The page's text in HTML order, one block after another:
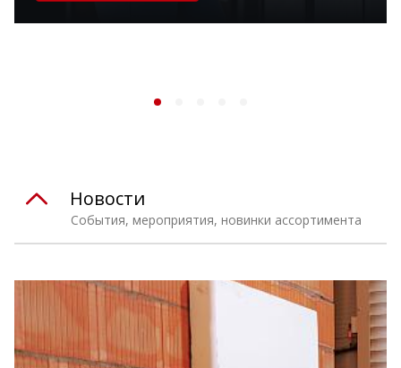
События, мероприятия, новинки ассортимента
Новости